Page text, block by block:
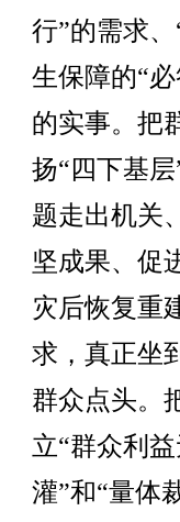
行”的需求
生保障的“
的实事。把
扬“四下基
题走出机关
坚成果、促
灾后恢复重
求，真正坐
群众点头。
立“群众利
灌”和“量体